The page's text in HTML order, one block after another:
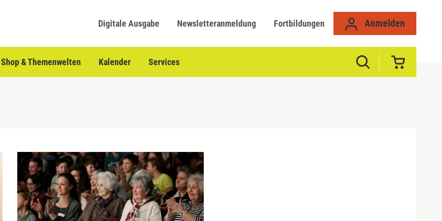
Digitale Ausgabe Newsletteranmeldung Fortbildungen Anmelden
Shop & Themenwelten Kalender Services